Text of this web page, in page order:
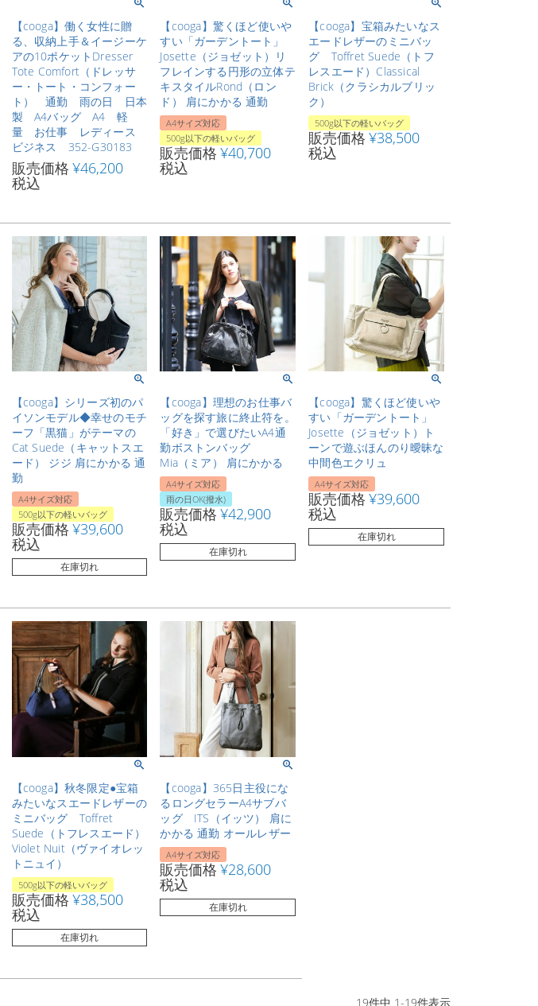
【cooga】働く女性に贈
る、収納上手＆イージーケ
アの10ポケットDresser
Tote Comfort（ドレッサ
ー・トート・コンフォー
ト） 通勤 雨の日 日本
製 A4バッグ A4 軽
量 お仕事 レディース
ビジネス 352-G30183
販売価格 ¥46,200
税込
【cooga】驚くほど使いや
すい「ガーデントート」
Josette（ジョゼット）リ
フレインする円形の立体テ
キスタイルRond（ロン
ド） 肩にかかる 通勤
A4サイズ対応
500g以下の軽いバッグ
販売価格 ¥40,700
税込
【cooga】宝箱みたいなス
エードレザーのミニバッ
グ Toffret Suede（トフ
レスエード）Classical
Brick（クラシカルブリッ
ク）
500g以下の軽いバッグ
販売価格 ¥38,500
税込
【cooga】シリーズ初のパ
イソンモデル◆幸せのモチ
ーフ「黒猫」がテーマの
Cat Suede（キャットスエ
ード） ジジ 肩にかかる 通
勤
A4サイズ対応
500g以下の軽いバッグ
販売価格 ¥39,600
税込
在庫切れ
【cooga】理想のお仕事バ
ッグを探す旅に終止符を。
「好き」で選びたいA4通
勤ボストンバッグ
Mia（ミア） 肩にかかる
A4サイズ対応
雨の日OK(撥水)
販売価格 ¥42,900
税込
在庫切れ
【cooga】驚くほど使いや
すい「ガーデントート」
Josette（ジョゼット）ト
ーンで遊ぶほんのり曖昧な
中間色エクリュ
A4サイズ対応
販売価格 ¥39,600
税込
在庫切れ
【cooga】秋冬限定●宝箱
みたいなスエードレザーの
ミニバッグ Toffret
Suede（トフレスエード）
Violet Nuit（ヴァイオレッ
トニュイ）
500g以下の軽いバッグ
販売価格 ¥38,500
税込
在庫切れ
【cooga】365日主役にな
るロングセラーA4サブバ
ッグ ITS（イッツ） 肩に
かかる 通勤 オールレザー
A4サイズ対応
販売価格 ¥28,600
税込
在庫切れ
19件中 1-19件表示